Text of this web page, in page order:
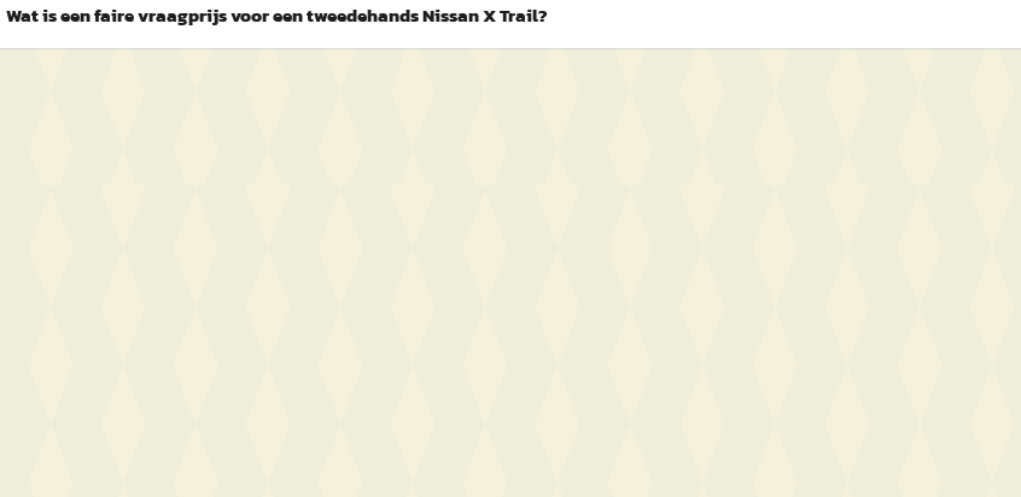
Wat is een faire vraagprijs voor een tweedehands Nissan X Trail?